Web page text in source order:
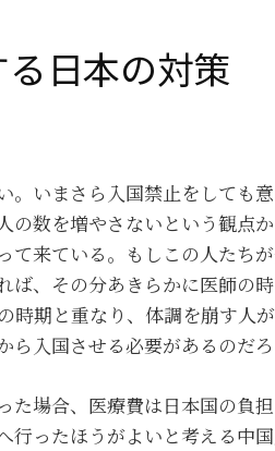
日本の対策
。いまさら入国禁止をしても
の数を増やさないという観点
て来ている。もしこの人たち
ば、その分あきらかに医師の
時期と重なり、体調を崩す人
入国させる必要があるのだ
た場合、医療費は日本国の負
行ったほうがよいと考える中